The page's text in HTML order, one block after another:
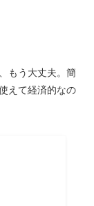
もう大丈夫。簡
えて経済的なの